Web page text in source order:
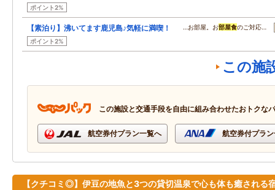
ポイント2%
【素泊り】沸いてます鹿児島♪気軽に満喫！
ポイント2%
…お部屋。お部屋食のご対応…
この施
この施設と交通手段を自由に組み合わせたおトクな
航空券付プラン一覧へ 航空券付プラ
【クチコミ◎】伊豆の地魚と3つの貸切温泉で心も体も癒される